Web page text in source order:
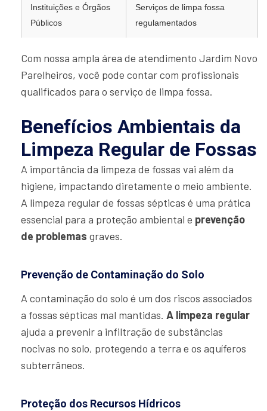
Instituições e Órgãos
Públicos
Serviços de limpa fossa
regulamentados
Com nossa ampla área de atendimento Jardim Novo
Parelheiros, você pode contar com profissionais
qualificados para o serviço de limpa fossa.
Benefícios Ambientais da
Limpeza Regular de Fossas
A importância da limpeza de fossas vai além da
higiene, impactando diretamente o meio ambiente.
A limpeza regular de fossas sépticas é uma prática
essencial para a proteção ambiental e prevenção
de problemas graves.
Prevenção de Contaminação do Solo
A contaminação do solo é um dos riscos associados
a fossas sépticas mal mantidas. A limpeza regular
ajuda a prevenir a infiltração de substâncias
nocivas no solo, protegendo a terra e os aquíferos
subterrâneos.
Proteção dos Recursos Hídricos